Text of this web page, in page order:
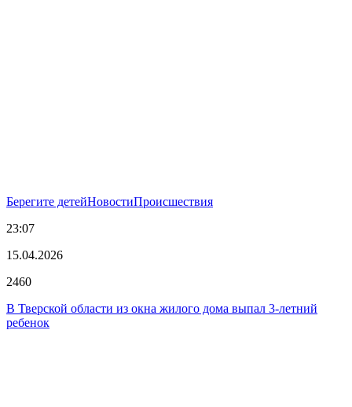
Берегите детейНовостиПроисшествия
23:07
15.04.2026
2460
В Тверской области из окна жилого дома выпал 3-летний
ребенок